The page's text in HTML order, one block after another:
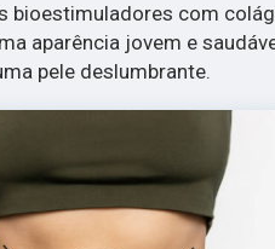
bioestimuladores com
aparência jovem e
pele deslumbrante.